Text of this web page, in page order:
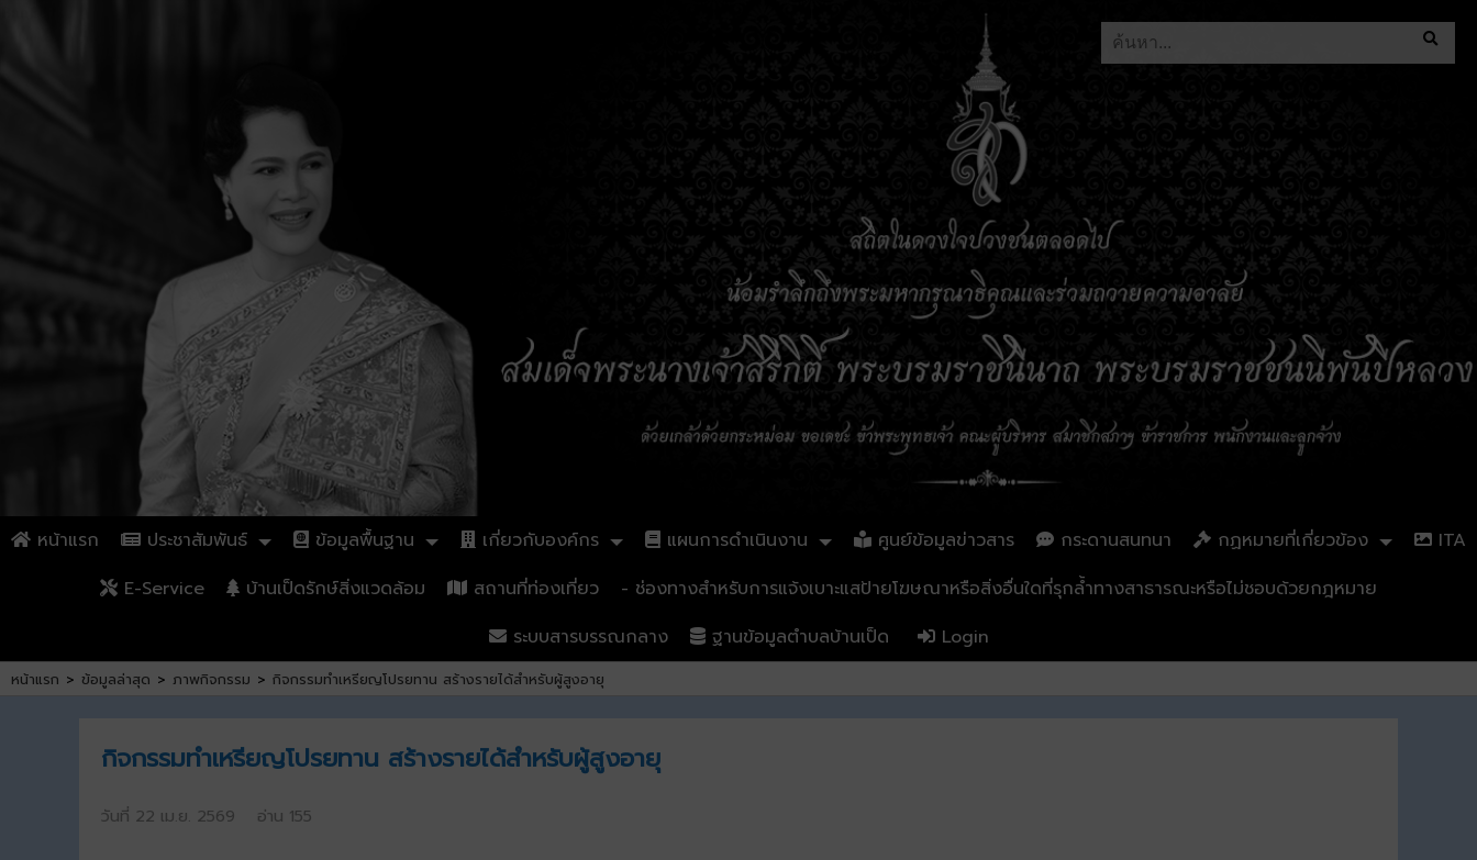
หน้าแรก ประชาสัมพันธ์ ข้อมูลพื้นฐาน เกี่ยวกับองค์กร แผนการดำเนินงาน ศูนย์ข้อมูลข่าวสาร กระดานสนทนา กฏหมายที่เกี่ยวข้อง
ITA
E-Service
บ้านเป็ดรักษ์สิ่งแวดล้อม สถานที่ท่องเที่ยว
- ช่องทางสำหรับการแจ้งเบาะแสป้ายโฆษณาหรือสิ่งอื่นใดที่รุกล้ำทางสาธารณะหรือไม่ชอบด้วยกฎหมาย
ระบบสารบรรณกลาง
ฐานข้อมูลตำบลบ้านเป็ด Login
หน้าแรก > ข้อมูลล่าสุด > ภาพกิจกรรม > กิจกรรมทำเหรียญโปรยทาน สร้างรายได้สำหรับผู้สูงอายุ
กิจกรรมทำเหรียญโปรยทาน สร้างรายได้สำหรับผู้สูงอายุ
วันที่ 22 เม.ย. 2569 อ่าน 155